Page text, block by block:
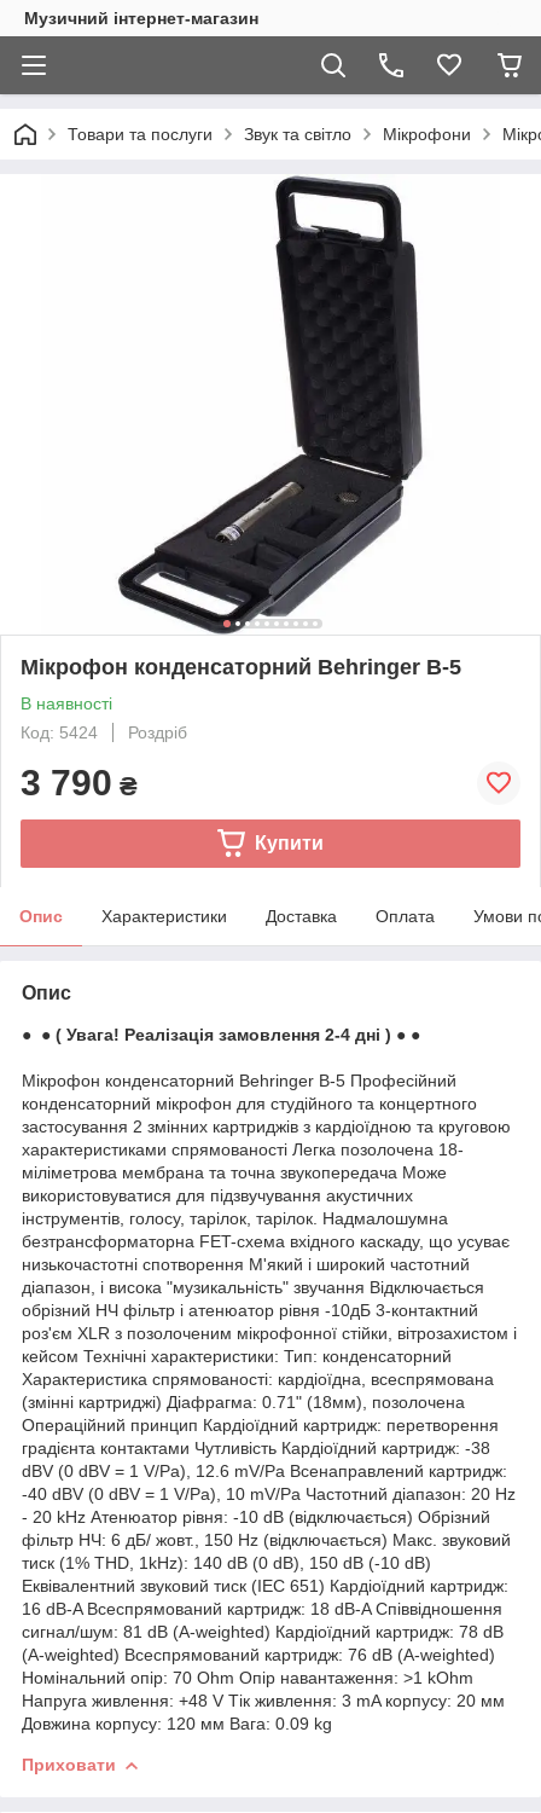
Музичний інтернет-магазин
Товари та послуги Звук та світло Мікрофони
Мікрофон конденсаторний Behringer B-5
В наявності
Код: 5424
Роздріб
3 790 ₴
Купити
Опис Характеристики Доставка Оплата Умови
Опис
● ● ( Увага! Реалізація замовлення 2-4 дні ) ● ●
Мікрофон конденсаторний Behringer B-5 Професійний
конденсаторний мікрофон для студійного та концертного
застосування 2 змінних картриджів з кардіоїдною та круговою
характеристиками спрямованості Легка позолочена 18-
міліметрова мембрана та точна звукопередача Може
використовуватися для підзвучування акустичних
інструментів, голосу, тарілок, тарілок. Надмалошумна
безтрансформаторна FET-схема вхідного каскаду, що усуває
низькочастотні спотворення М'який і широкий частотний
діапазон, і висока "музикальність" звучання Відключається
обрізний НЧ фільтр і атенюатор рівня -10дБ 3-контактний
роз'єм XLR з позолоченим мікрофонної стійки, вітрозахистом і
кейсом Технічні характеристики: Тип: конденсаторний
Характеристика спрямованості: кардіоїдна, всеспрямована
(змінні картриджі) Діафрагма: 0.71" (18мм), позолочена
Операційний принцип Кардіоїдний картридж: перетворення
градієнта контактами Чутливість Кардіоїдний картридж: -38
dBV (0 dBV = 1 V/Pa), 12.6 mV/Pa Всенаправлений картридж:
-40 dBV (0 dBV = 1 V/Pa), 10 mV/Pa Частотний діапазон: 20 Hz
- 20 kHz Атенюатор рівня: -10 dB (відключається) Обрізний
фільтр НЧ: 6 дБ/ жовт., 150 Hz (відключається) Макс. звуковий
тиск (1% THD, 1kHz): 140 dB (0 dB), 150 dB (-10 dB)
Еквівалентний звуковий тиск (IEC 651) Кардіоїдний картридж:
16 dB-A Всеспрямований картридж: 18 dB-A Співвідношення
сигнал/шум: 81 dB (A-weighted) Кардіоїдний картридж: 78 dB
(A-weighted) Всеспрямований картридж: 76 dB (A-weighted)
Номінальний опір: 70 Ohm Опір навантаження: >1 kOhm
Напруга живлення: +48 V Тік живлення: 3 mA корпусу: 20 мм
Довжина корпусу: 120 мм Вага: 0.09 kg
Приховати